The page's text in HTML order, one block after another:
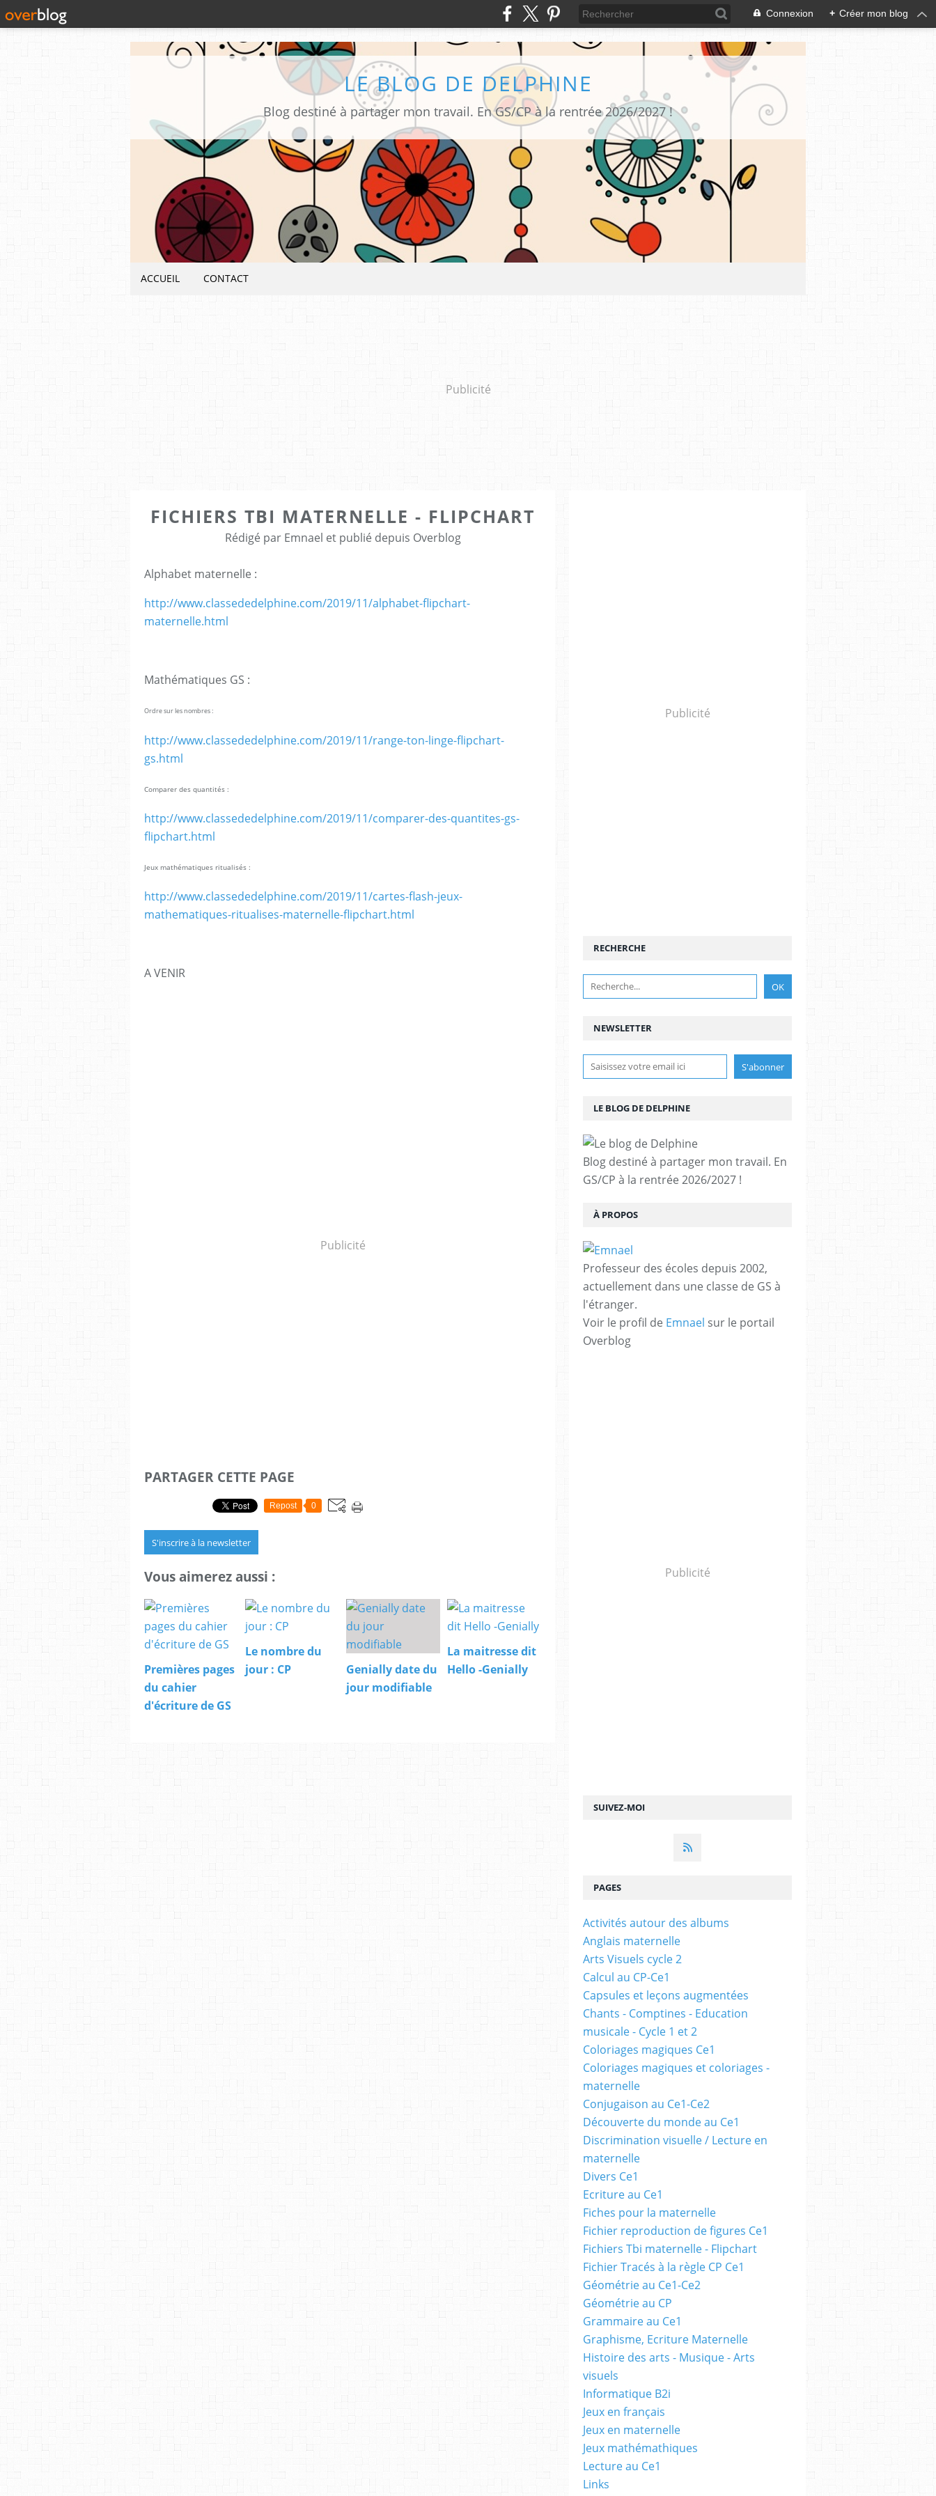
Connexion + Créer mon blog
LE BLOG DE DELPHINE
Blog destiné à partager mon travail. En GS/CP à la rentrée 2026/2027 !
ACCUEIL CONTACT
Publicité
FICHIERS TBI MATERNELLE - FLIPCHART
Rédigé par Emnael et publié depuis Overblog
Alphabet maternelle :
http://www.classededelphine.com/2019/11/alphabet-flipchart-
maternelle.html
Mathématiques GS :
Ordre sur les nombres :
http://www.classededelphine.com/2019/11/range-ton-linge-flipchart-
gs.html
Comparer des quantités :
http://www.classededelphine.com/2019/11/comparer-des-quantites-gs-
flipchart.html
Jeux mathématiques ritualisés :
http://www.classededelphine.com/2019/11/cartes-flash-jeux-
mathematiques-ritualises-maternelle-flipchart.html
A VENIR
Publicité
PARTAGER CETTE PAGE
Repost 0
S'inscrire à la newsletter
Vous aimerez aussi :
Premières pages
du cahier
d'écriture de GS
Le nombre du
jour : CP
Genially date du
jour modifiable
La maitresse dit
Hello -Genially
Publicité
NEWSLETTER
SUIVEZ-MOI
RECHERCHE
LE BLOG DE DELPHINE
Blog destiné à partager mon travail. En
GS/CP à la rentrée 2026/2027 !
À PROPOS
Professeur des écoles depuis 2002,
actuellement dans une classe de GS à
l'étranger.
Voir le profil de Emnael sur le portail
Overblog
Publicité
PAGES
Activités autour des albums
Anglais maternelle
Arts Visuels cycle 2
Calcul au CP-Ce1
Capsules et leçons augmentées
Chants - Comptines - Education
musicale - Cycle 1 et 2
Coloriages magiques Ce1
Coloriages magiques et coloriages -
maternelle
Conjugaison au Ce1-Ce2
Découverte du monde au Ce1
Discrimination visuelle / Lecture en
maternelle
Divers Ce1
Ecriture au Ce1
Fiches pour la maternelle
Fichier reproduction de figures Ce1
Fichiers Tbi maternelle - Flipchart
Fichier Tracés à la règle CP Ce1
Géométrie au Ce1-Ce2
Géométrie au CP
Grammaire au Ce1
Graphisme, Ecriture Maternelle
Histoire des arts - Musique - Arts
visuels
Informatique B2i
Jeux en français
Jeux en maternelle
Jeux mathémathiques
Lecture au Ce1
Links